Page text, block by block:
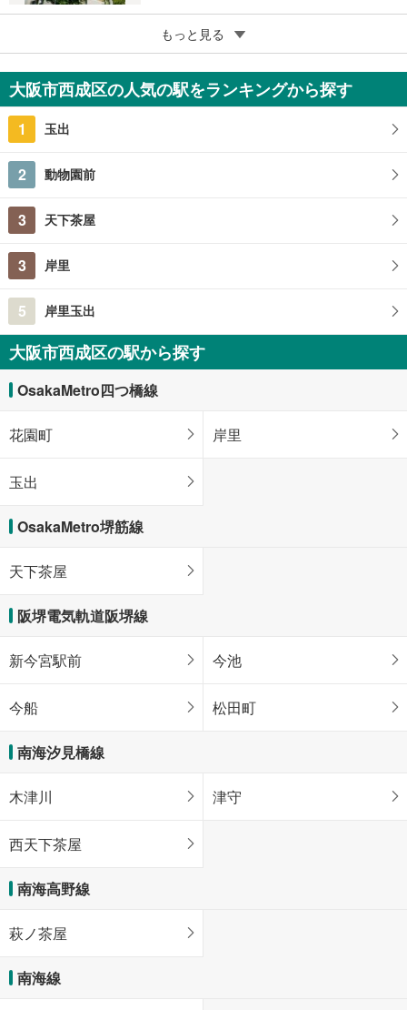
成約でもらえる
朝日プラザ天下茶屋2
1,640万円
3LDK
もっと見る
大阪市西成区の人気の駅をランキングから探す
1 玉出
2 動物園前
3 天下茶屋
3 岸里
5 岸里玉出
大阪市西成区の駅から探す
OsakaMetro四つ橋線
花園町 岸里
玉出
OsakaMetro堺筋線
天下茶屋
阪堺電気軌道阪堺線
新今宮駅前 今池
今船 松田町
南海汐見橋線
木津川 津守
西天下茶屋
南海高野線
萩ノ茶屋
南海線